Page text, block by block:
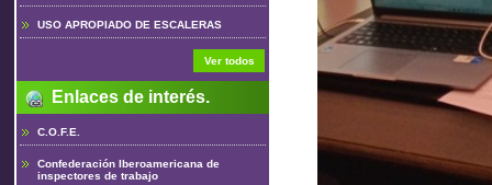
USO APROPIADO DE ESCALERAS
Ver todos
Enlaces de interés.
C.O.F.E.
Confederación Iberoamericana de
inspectores de trabajo